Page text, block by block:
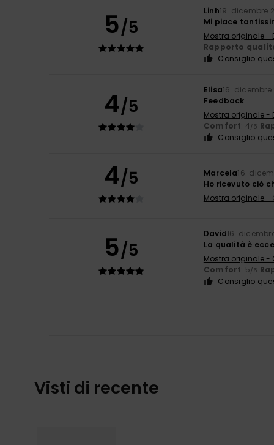
5/5
Linh19. dicembre
Mi piace
Mostra originale -
Rapporto
Consiglio
4/5
Elisa16. dicembre
Feedback
Mostra originale -
Comfort: 4/5
Consiglio
4/5 Marcela16.
Ho ricevuto ciò
Mostra originale -
5/5
David16.
La qualità è
Mostra originale -
Comfort: 5/5
Consiglio
Visti di recente